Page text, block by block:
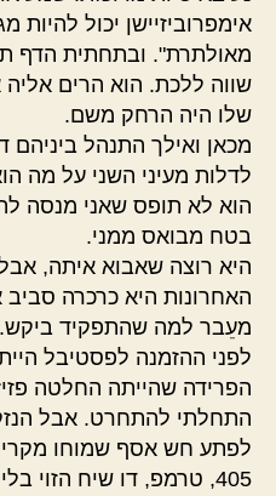
אימפרוביזיישן יכול להיות
מאולתרת". ובתחתית הדף
שווה ללכת. הוא הרים
שלו היה הרחק משם.
מכאן ואילך התנהל
לדלות מעיני השני על מה
הוא לא תופס שאני מנסה
בטח מבואס ממני.
היא רוצה שאבוא איתה,
האחרונות היא כרכרה
מעֵבר למה שהתפקיד ביקש.
לפני ההזמנה לפסטיבל
הפרידה שהייתה החלטה
התחלתי להתחרט. אבל
לפתע חש אסף שמוחו
405, טרמפ, דו שיח הזוי